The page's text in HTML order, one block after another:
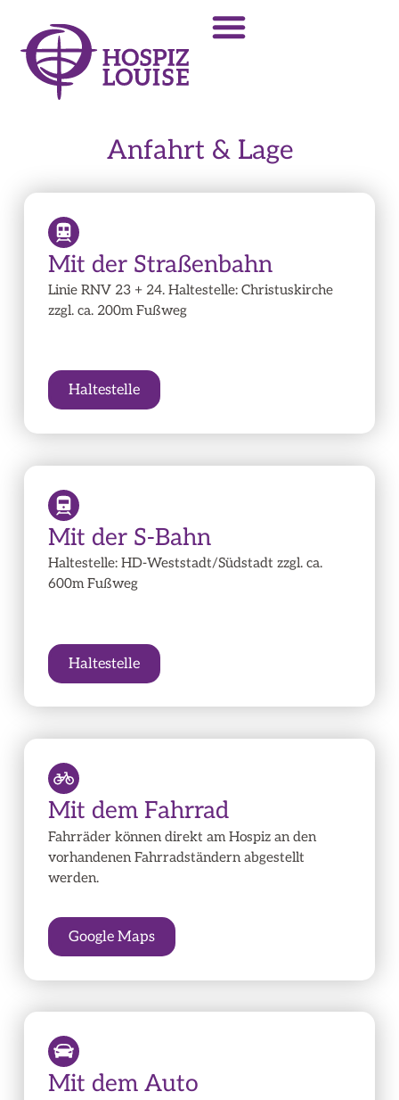
Anfahrt & Lage
Mit der Straßenbahn
Linie RNV 23 + 24. Haltestelle: Christuskirche
zzgl. ca. 200m Fußweg
Haltestelle
Mit der S-Bahn
Haltestelle: HD-Weststadt/Südstadt zzgl. ca.
600m Fußweg
Haltestelle
Mit dem Fahrrad
Fahrräder können direkt am Hospiz an den
vorhandenen Fahrradständern abgestellt
werden.
Google Maps
Mit dem Auto